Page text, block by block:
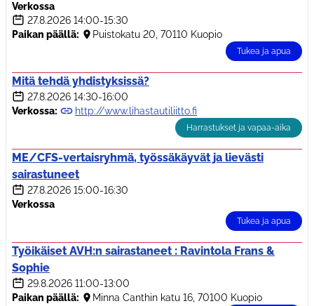
Verkossa
27.8.2026 14:00-15:30
Paikan päällä:
Puistokatu 20, 70110 Kuopio
Tukea ja apua
Mitä tehdä yhdistyksissä?
27.8.2026 14:30-16:00
Verkossa:
http://www.lihastautiliitto.fi
Harrastukset ja vapaa-aika
ME/CFS-vertaisryhmä, työssäkäyvät ja lievästi
sairastuneet
27.8.2026 15:00-16:30
Verkossa
Tukea ja apua
Työikäiset AVH:n sairastaneet : Ravintola Frans &
Sophie
29.8.2026 11:00-13:00
Paikan päällä:
Minna Canthin katu 16, 70100 Kuopio